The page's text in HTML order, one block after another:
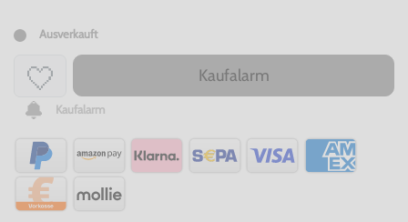
Ausverkauft
Kaufalarm
Kaufalarm